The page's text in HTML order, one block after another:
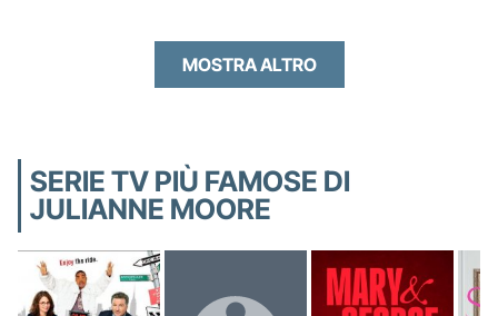
MOSTRA ALTRO
SERIE TV PIÙ FAMOSE DI
JULIANNE MOORE